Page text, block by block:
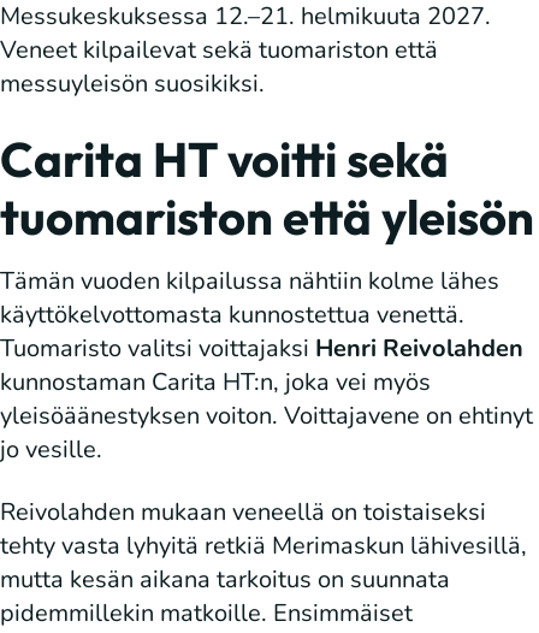
Messukeskuksessa 12.–21. helmikuuta 2027.
Veneet kilpailevat sekä tuomariston että
messuyleisön suosikiksi.
Carita HT voitti sekä
tuomariston että yleisön
Tämän vuoden kilpailussa nähtiin kolme lähes
käyttökelvottomasta kunnostettua venettä.
Tuomaristo valitsi voittajaksi Henri Reivolahden
kunnostaman Carita HT:n, joka vei myös
yleisöäänestyksen voiton. Voittajavene on ehtinyt
jo vesille.
Reivolahden mukaan veneellä on toistaiseksi
tehty vasta lyhyitä retkiä Merimaskun lähivesillä,
mutta kesän aikana tarkoitus on suunnata
pidemmillekin matkoille. Ensimmäiset